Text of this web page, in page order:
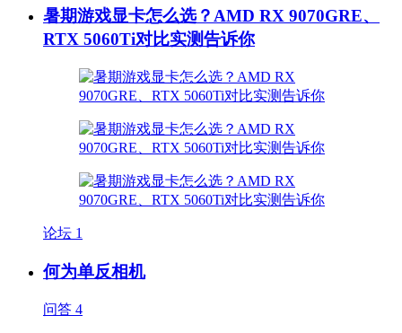
暑期游戏显卡怎么选？AMD RX 9070GRE、
RTX 5060Ti对比实测告诉你
论坛 1
何为单反相机
问答 4